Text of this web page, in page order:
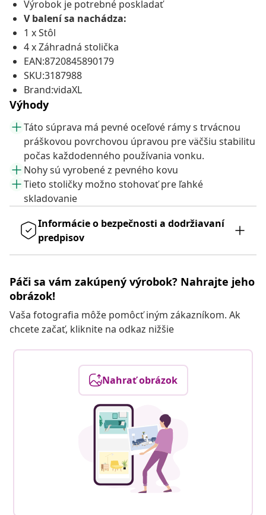
Výrobok je potrebné poskladať
V balení sa nachádza:
1 x Stôl
4 x Záhradná stolička
EAN:8720845890179
SKU:3187988
Brand:vidaXL
Výhody
Táto súprava má pevné oceľové rámy s trvácnou
práškovou povrchovou úpravou pre väčšiu stabilitu
počas každodenného používania vonku.
Nohy sú vyrobené z pevného kovu
Tieto stoličky možno stohovať pre ľahké
skladovanie
Informácie o bezpečnosti a dodržiavaní
predpisov
Páči sa vám zakúpený výrobok? Nahrajte jeho
obrázok!
Vaša fotografia môže pomôcť iným zákazníkom. Ak
chcete začať, kliknite na odkaz nižšie
Nahrať obrázok